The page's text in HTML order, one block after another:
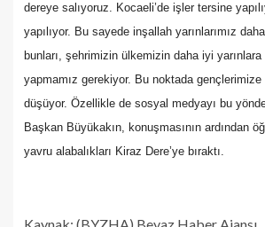
dereye salıyoruz. Kocaeli’de işler tersine
yapılıyor. Bu sayede inşallah yarınlarımız
bunları, şehrimizin ülkemizin daha iyi
yapmamız gerekiyor. Bu noktada
düşüyor. Özellikle de sosyal medyayı bu
Başkan Büyükakın, konuşmasının ardından
yavru alabalıkları Kiraz Dere’ye bıraktı.